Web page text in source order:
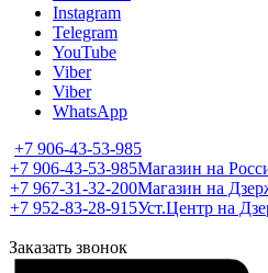
Instagram
Telegram
YouTube
Viber
Viber
WhatsApp
+7 906-43-53-985
+7 906-43-53-985Магазин на
+7 967-31-32-200Магазин на
+7 952-83-28-915Уст.Центр на
Заказать звонок